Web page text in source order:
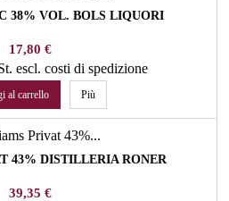
38% VOL. BOLS LIQUORI
Prezzo
17,80 €
escl. costi di spedizione
al carrello Più
43% DISTILLERIA RONER
Prezzo
39,35 €